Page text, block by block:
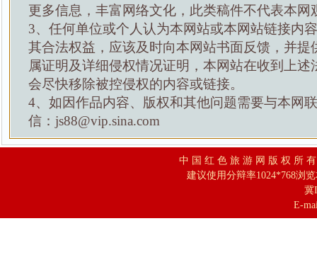
更多信息，丰富网络文化，此类稿件不代表本网
3、任何单位或个人认为本网站或本网站链接内
其合法权益，应该及时向本网站书面反馈，并提
属证明及详细侵权情况证明，本网站在收到上述
会尽快移除被控侵权的内容或链接。
4、如因作品内容、版权和其他问题需要与本网
信：js88@vip.sina.com
中 国 红 色 旅 游 网 版 权 所
建议使用分辩率1024*768浏
冀
E-